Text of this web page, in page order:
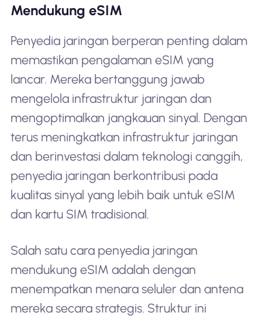
Mendukung eSIM
Penyedia jaringan berperan penting dalam
memastikan pengalaman eSIM yang
lancar. Mereka bertanggung jawab
mengelola infrastruktur jaringan dan
mengoptimalkan jangkauan sinyal. Dengan
terus meningkatkan infrastruktur jaringan
dan berinvestasi dalam teknologi canggih,
penyedia jaringan berkontribusi pada
kualitas sinyal yang lebih baik untuk eSIM
dan kartu SIM tradisional.
Salah satu cara penyedia jaringan
mendukung eSIM adalah dengan
menempatkan menara seluler dan antena
mereka secara strategis. Struktur ini